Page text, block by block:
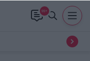
99+